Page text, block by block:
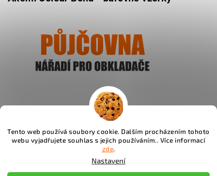
Tento web používá soubory cookie. Dalším procházením tohoto
webu vyjadřujete souhlas s jejich používáním.. Více informací
zde.
Nastavení
Ukázat
Instagram